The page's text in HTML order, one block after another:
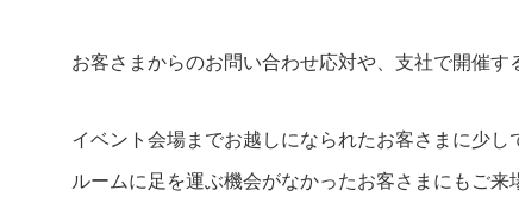
お客さまからのお問い合わせ応対や、支社で開催す
イベント会場までお越しになられたお客さまに少
ルームに足を運ぶ機会がなかったお客さまにもご